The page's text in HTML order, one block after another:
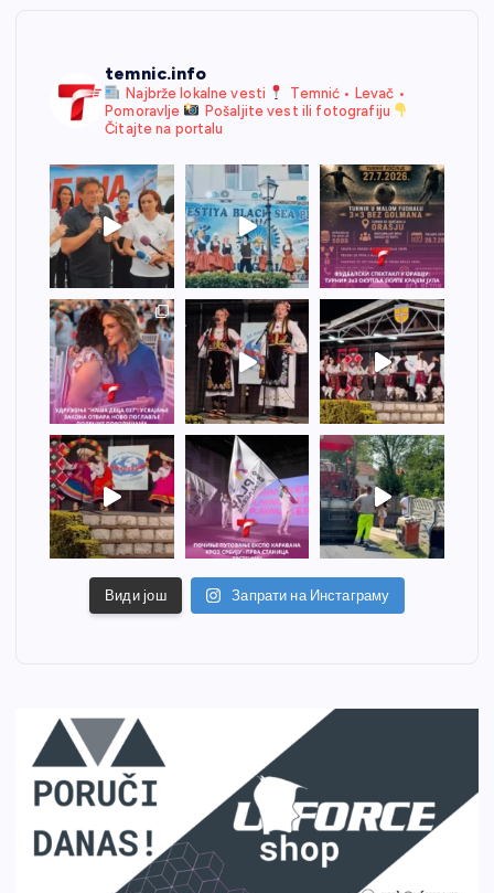
temnic.info
Najbrže lokalne vesti
Temnić • Levač •
Pomoravlje
Pošaljite vest ili fotografiju
Čitajte na portalu
Види још Запрати на Инстаграму